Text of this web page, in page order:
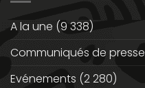
A la une (9 338)
Communiqués de presse
Evénements (2 280)